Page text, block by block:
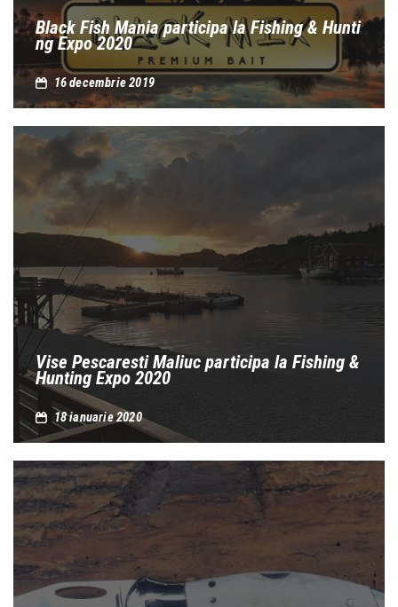
Black Fish Mania participa la Fishing & Hunti
ng Expo 2020
16 decembrie 2019
Vise Pescaresti Maliuc participa la Fishing &
Hunting Expo 2020
18 ianuarie 2020